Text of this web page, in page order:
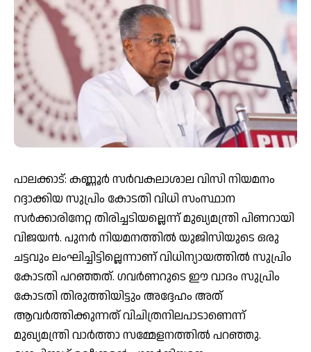
പാലക്കാട്: കണ്ണൂര്‍ സര്‍വകലാശാല വിസി നിയമനം
റദ്ദാക്കിയ സുപ്രിം കോടതി വിധി സംസ്ഥാന
സര്‍ക്കാരിനേറ്റ തിരിച്ചടിയല്ലെന്ന് മുഖ്യമന്ത്രി പിണറായി
വിജയന്‍. പുനര്‍ നിയമനത്തില്‍ യുജിസിയുടെ ഒരു
ചട്ടവും ലംഘിച്ചിട്ടില്ലെന്നാണ് വിധിന്യായത്തില്‍ സുപ്രിം
കോടതി പറഞ്ഞത്. ഗവര്‍ണറുടെ ഈ വാദം സുപ്രിം
കോടതി തിരുത്തിയിട്ടും അദ്ദേഹം അത്
ആവര്‍ത്തിക്കുന്നത് വിചിത്രനിലപാടാണെന്ന്
മുഖ്യമന്ത്രി വാര്‍ത്താ സമ്മേളനത്തില്‍ പറഞ്ഞു.